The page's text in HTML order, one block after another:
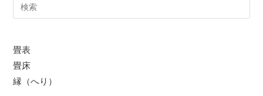
畳表
畳床
縁（へり）